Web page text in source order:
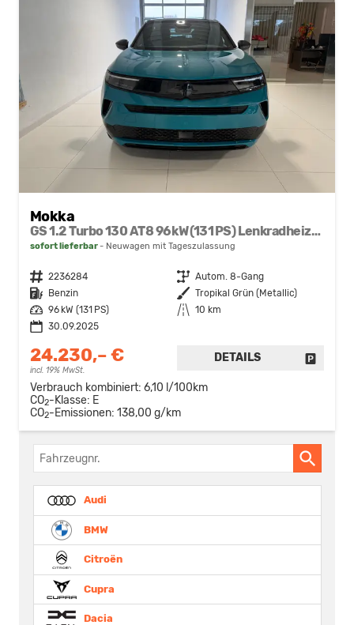
Mokka
GS 1.2 Turbo 130 AT8 96 kW (131 PS) Lenkradheizung, Sitzheizung, Klimaautomatik, Android Auto, Apple CarPlay, DAB, Einfackhilfe hinten, Rückfahrkamera, Privacy Glass, 18 Zoll Leichtmetallfelgen, uvm.
sofort lieferbar Neuwagen mit Tageszulassung
Fahrzeugnr. 2236284 Getriebe Autom. 8-Gang
Kraftstoff
Benzin Außenfarbe Tropikal Grün (Metallic)
Leistung
96 kW (131 PS) Kilometerstand
10 km
30.09.2025
24.230,– €
incl. 19% MwSt.
DETAILS
Verbrauch kombiniert: 6,10 l/100km
CO2-Klasse: E
CO2-Emissionen: 138,00 g/km
Fahrzeugnr.
Audi
BMW
Citroën
Cupra
Dacia